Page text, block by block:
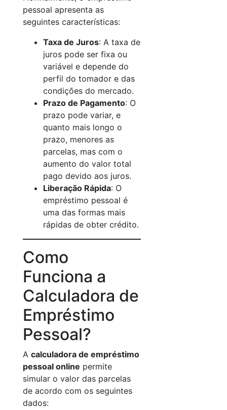
pessoal apresenta as
seguintes características:
Taxa de Juros: A taxa de
juros pode ser fixa ou
variável e depende do
perfil do tomador e das
condições do mercado.
Prazo de Pagamento: O
prazo pode variar, e
quanto mais longo o
prazo, menores as
parcelas, mas com o
aumento do valor total
pago devido aos juros.
Liberação Rápida: O
empréstimo pessoal é
uma das formas mais
rápidas de obter crédito.
Como
Funciona a
Calculadora de
Empréstimo
Pessoal?
A calculadora de empréstimo
pessoal online permite
simular o valor das parcelas
de acordo com os seguintes
dados: